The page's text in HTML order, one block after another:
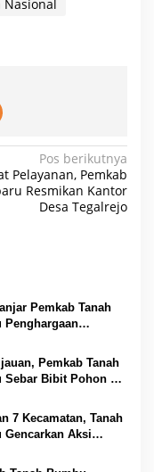
Nasional
Pos berikutnya
Pelayanan, Pemkab
Resmikan Kantor
Desa Tegalrejo
Pemkab Tanah
Penghargaan
Pemkab Tanah
Sebar Bibit Pohon ke
7 Kecamatan, Tanah
Gencarkan Aksi